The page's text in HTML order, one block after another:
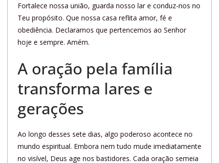
Fortalece nossa união, guarda nosso lar e conduz-nos no
Teu propósito. Que nossa casa reflita amor, fé e
obediência. Declaramos que pertencemos ao Senhor
hoje e sempre. Amém.
A oração pela família
transforma lares e
gerações
Ao longo desses sete dias, algo poderoso acontece no
mundo espiritual. Embora nem tudo mude imediatamente
no visível, Deus age nos bastidores. Cada oração semeia